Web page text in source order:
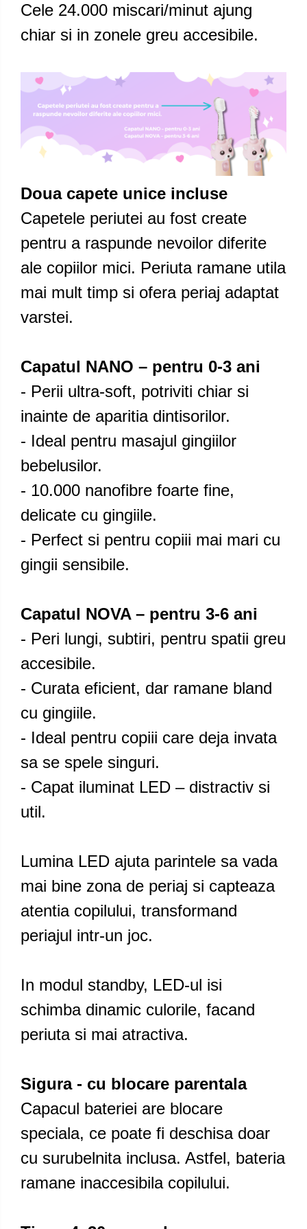
Cele 24.000 miscari/minut ajung
chiar si in zonele greu accesibile.
Doua capete unice incluse
Capetele periutei au fost create
pentru a raspunde nevoilor diferite
ale copiilor mici. Periuta ramane utila
mai mult timp si ofera periaj adaptat
varstei.
Capatul NANO – pentru 0-3 ani
- Perii ultra-soft, potriviti chiar si
inainte de aparitia dintisorilor.
- Ideal pentru masajul gingiilor
bebelusilor.
- 10.000 nanofibre foarte fine,
delicate cu gingiile.
- Perfect si pentru copiii mai mari cu
gingii sensibile.
Capatul NOVA – pentru 3-6 ani
- Peri lungi, subtiri, pentru spatii greu
accesibile.
- Curata eficient, dar ramane bland
cu gingiile.
- Ideal pentru copiii care deja invata
sa se spele singuri.
- Capat iluminat LED – distractiv si
util.
Lumina LED ajuta parintele sa vada
mai bine zona de periaj si capteaza
atentia copilului, transformand
periajul intr-un joc.
In modul standby, LED-ul isi
schimba dinamic culorile, facand
periuta si mai atractiva.
Sigura - cu blocare parentala
Capacul bateriei are blocare
speciala, ce poate fi deschisa doar
cu surubelnita inclusa. Astfel, bateria
ramane inaccesibila copilului.